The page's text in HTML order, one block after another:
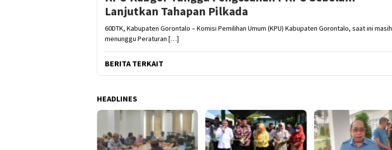
Lanjutkan Tahapan Pilkada
60DTK, Kabupaten Gorontalo – Komisi Pemilihan Umum (KPU) Kabupaten Gorontalo, saat ini masih
menunggu Peraturan […]
BERITA TERKAIT
HEADLINES